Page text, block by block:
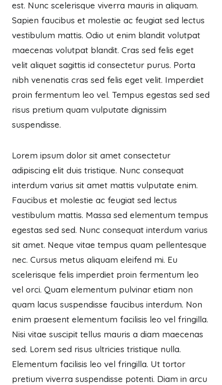
est. Nunc scelerisque viverra mauris in aliquam.
Sapien faucibus et molestie ac feugiat sed lectus
vestibulum mattis. Odio ut enim blandit volutpat
maecenas volutpat blandit. Cras sed felis eget
velit aliquet sagittis id consectetur purus. Porta
nibh venenatis cras sed felis eget velit. Imperdiet
proin fermentum leo vel. Tempus egestas sed sed
risus pretium quam vulputate dignissim
suspendisse.
Lorem ipsum dolor sit amet consectetur
adipiscing elit duis tristique. Nunc consequat
interdum varius sit amet mattis vulputate enim.
Faucibus et molestie ac feugiat sed lectus
vestibulum mattis. Massa sed elementum tempus
egestas sed sed. Nunc consequat interdum varius
sit amet. Neque vitae tempus quam pellentesque
nec. Cursus metus aliquam eleifend mi. Eu
scelerisque felis imperdiet proin fermentum leo
vel orci. Quam elementum pulvinar etiam non
quam lacus suspendisse faucibus interdum. Non
enim praesent elementum facilisis leo vel fringilla.
Nisi vitae suscipit tellus mauris a diam maecenas
sed. Lorem sed risus ultricies tristique nulla.
Elementum facilisis leo vel fringilla. Ut tortor
pretium viverra suspendisse potenti. Diam in arcu